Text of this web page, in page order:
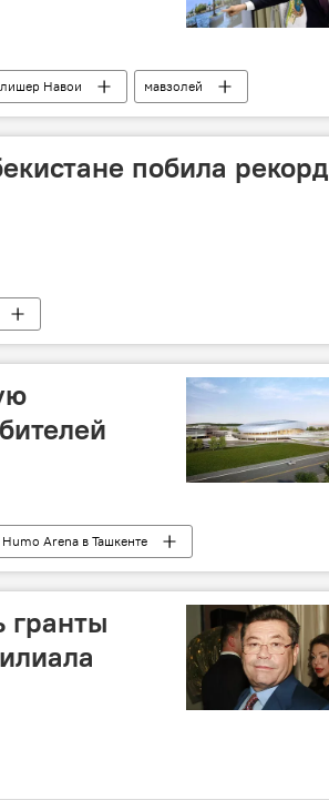
Навои
мавзолей
побила рекорд
Arena в Ташкенте
гранты